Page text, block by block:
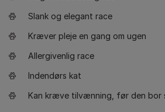
Slank og elegant race
Kræver pleje en gang om ugen
Allergivenlig race
Indendørs kat
Kan kræve tilvænning, før den bor